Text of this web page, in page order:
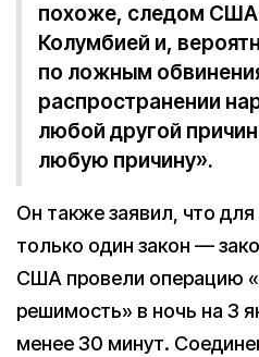
похоже, следом США
Колумбией и,
по ложным
распространении
любой другой
любую причину».
Он также заявил, что
только один закон —
США провели операцию
решимость» в ночь на 3
менее 30 минут.